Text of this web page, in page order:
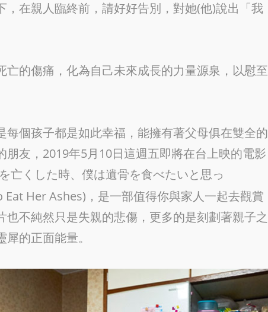
在親人臨終前，請好好告別，對她(他)說出「我
的傷痛，化為自己未來成長的力量源泉，以慰至
個孩子都是如此幸福，能擁有著父母俱在雙全的
友，2019年5月10日這週五即將在台上映的電影
亡くした時、僕は遺骨を食べたいと思っ
Her Ashes)，是一部值得你與家人一起去觀賞
不純然只是失親的悲傷，更多的是刻劃著親子之
的正面能量。